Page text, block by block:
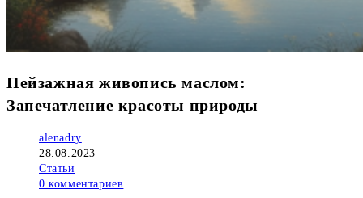
Пейзажная живопись маслом:
Запечатление красоты природы
Автор
записи:
alenadry
Запись
опубликована:
28.08.2023
Рубрика
записи:
Статьи
Комментарии
0 комментариев